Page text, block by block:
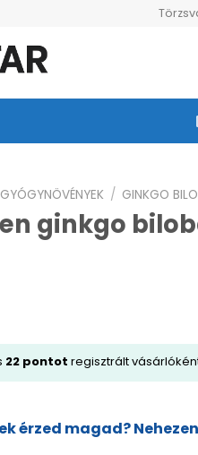
GYÓGYNÖVÉNYEK / GINKGO
ginkgo
22 pontot regisztrált
érzed magad?